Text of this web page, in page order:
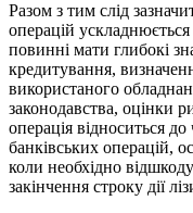
Разом з тим слід
операцій
повинні мати глибокі
кредитування,
використаного
законодавства, оцінки
операція відноситься
банківських операцій,
коли необхідно
закінчення строку дії